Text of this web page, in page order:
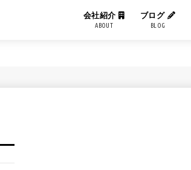
会社紹介
ABOUT
ブログ
BLOG